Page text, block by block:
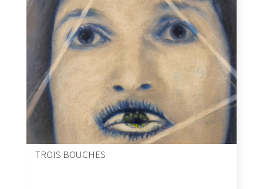
TROIS BOUCHES